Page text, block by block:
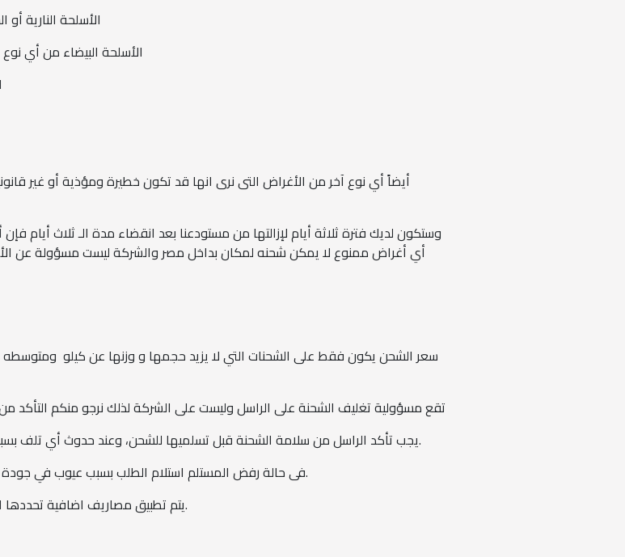
الأسلحة النارية
الأسلحة البيضاء من أي
أيضاً أي نوع آخر من الأغراض التى نرى انها قد تكون خطيرة ومؤذية أو غير
وستكون لديك فترة ثلاثة أيام لإزالتها من مستودعنا بعد انقضاء مدة الـ ثلاث أيام
أي أغراض ممنوع لا يمكن شحنه لمكان بداخل مصر والشركة ليست مسؤولة عن
سعر الشحن يكون فقط على الشحنات التي لا يزيد حجمها و وزنها عن كيلو
تقع مسؤولية تغليف الشحنة على الراسل وليست على الشركة لذلك نرجو منكم التأكد
يجب تأكد الراسل من سلامة الشحنة قبل تسلميها للشحن، وعند حدوث أي تلف بسبب التغليف الخاطئ من البائع يتحمل مسؤولية هذا التلف.
فى حالة رفض المستلم استلام الطلب بسبب عيوب في جودة المنتج ذلك يتحمل الراسل رسوم ومصاريف الشحن. كاملة.
يتم تطبيق مصاريف اضافية تحددها الشركة إذا قامت بتغليف او تخزين المنتجات لاحد عملائها.